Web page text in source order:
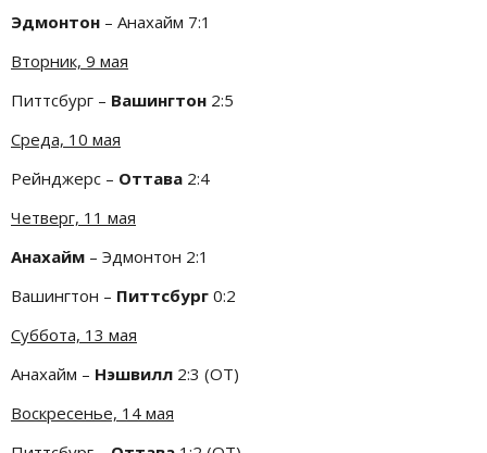
Эдмонтон – Анахайм 7:1
Вторник, 9 мая
Питтсбург – Вашингтон 2:5
Среда, 10 мая
Рейнджерс – Оттава 2:4
Четверг, 11 мая
Анахайм – Эдмонтон 2:1
Вашингтон – Питтсбург 0:2
Суббота, 13 мая
Анахайм – Нэшвилл 2:3 (ОТ)
Воскресенье, 14 мая